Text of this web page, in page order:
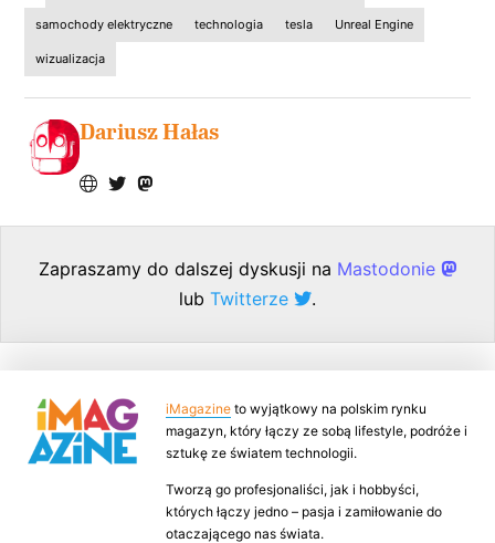
samochody elektryczne technologia tesla Unreal Engine
wizualizacja
Dariusz Hałas
Zapraszamy do dalszej dyskusji na Mastodonie
lub Twitterze .
iMagazine to wyjątkowy na polskim rynku
magazyn, który łączy ze sobą lifestyle, podróże i
sztukę ze światem technologii.
Tworzą go profesjonaliści, jak i hobbyści,
których łączy jedno – pasja i zamiłowanie do
otaczającego nas świata.